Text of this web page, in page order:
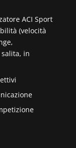
ACI Sport
(velocità
in